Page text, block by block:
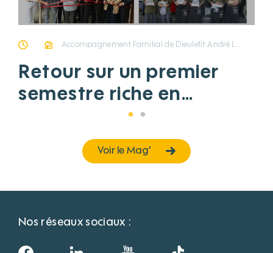
30/07/2026Accompagnement Familial de Dieulefit André Lalande La Verrerie Le Domaine d’Aubert Les Terrasses de Tarare Le Canal des Maraîchers Le Sacré-Cœur Le Val des Roses Les Trois Roses Les Vignes Marie-Olga Ancet Siège
Retour sur un premier
semestre riche en
projets, en rencontres et
en innovations
Voir le Mag'
Nos réseaux sociaux :